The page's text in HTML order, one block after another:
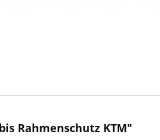
Rahmenschutz KTM"